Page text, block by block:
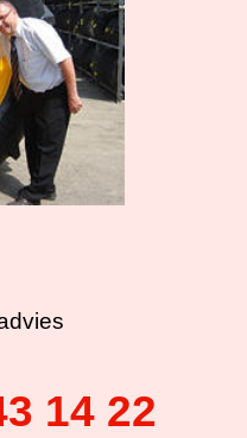
14 22